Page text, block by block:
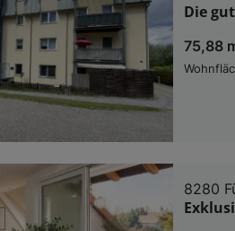
Die
75,88
8280